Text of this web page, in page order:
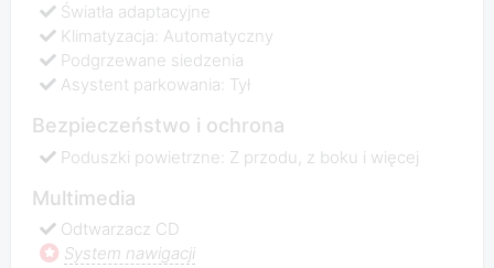
Światła adaptacyjne
Klimatyzacja: Automatyczny
Podgrzewane siedzenia
Asystent parkowania: Tył
Bezpieczeństwo i ochrona
Poduszki powietrzne: Z przodu, z boku i więcej
Multimedia
Odtwarzacz CD
System nawigacji